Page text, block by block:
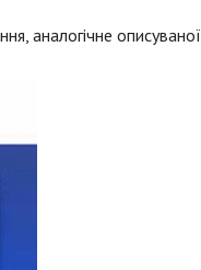
аналогічне описуваної